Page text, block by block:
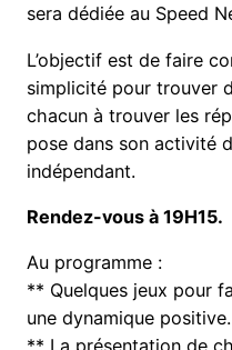
sera dédiée au Speed
L’objectif est de faire
simplicité pour trouver
chacun à trouver les
pose dans son activité
indépendant.
Rendez-vous à 19H15.
Au programme :
** Quelques jeux pour
une dynamique positive.